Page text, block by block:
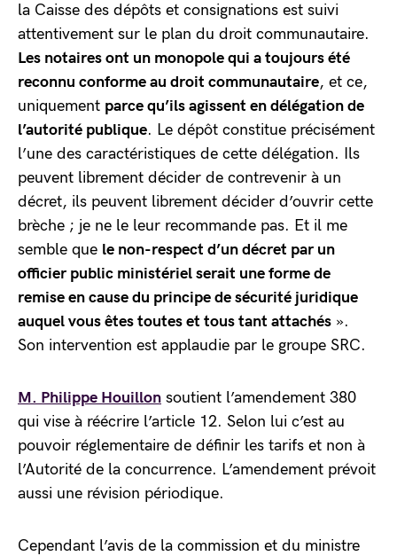
la Caisse des dépôts et consignations est suivi
attentivement sur le plan du droit communautaire.
Les notaires ont un monopole qui a toujours été
reconnu conforme au droit communautaire, et ce,
uniquement parce qu’ils agissent en délégation de
l’autorité publique. Le dépôt constitue précisément
l’une des caractéristiques de cette délégation. Ils
peuvent librement décider de contrevenir à un
décret, ils peuvent librement décider d’ouvrir cette
brèche ; je ne le leur recommande pas. Et il me
semble que le non-respect d’un décret par un
officier public ministériel serait une forme de
remise en cause du principe de sécurité juridique
auquel vous êtes toutes et tous tant attachés ».
Son intervention est applaudie par le groupe SRC.
M. Philippe Houillon soutient l’amendement 380
qui vise à réécrire l’article 12. Selon lui c’est au
pouvoir réglementaire de définir les tarifs et non à
l’Autorité de la concurrence. L’amendement prévoit
aussi une révision périodique.
Cependant l’avis de la commission et du ministre